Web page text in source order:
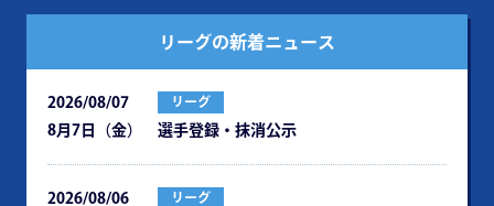
リーグの新着ニュース
2026/08/07 リーグ
8月7日（金） 選手登録・抹消公示
2026/08/06 リーグ